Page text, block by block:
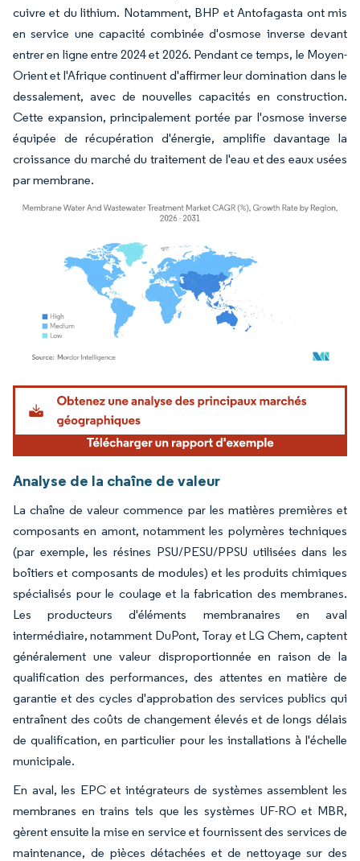
cuivre et du lithium. Notamment, BHP et Antofagasta ont mis
en service une capacité combinée d'osmose inverse devant
entrer en ligne entre 2024 et 2026. Pendant ce temps, le Moyen-
Orient et l'Afrique continuent d'affirmer leur domination dans le
dessalement, avec de nouvelles capacités en construction.
Cette expansion, principalement portée par l'osmose inverse
équipée de récupération d'énergie, amplifie davantage la
croissance du marché du traitement de l'eau et des eaux usées
par membrane.
Image © Mordor Intelligence. La réutilisation nécessite une attribution sous CC BY
Analyse de la chaîne de valeur
La chaîne de valeur commence par les matières premières et
composants en amont, notamment les polymères techniques
(par exemple, les résines PSU/PESU/PPSU utilisées dans les
boîtiers et composants de modules) et les produits chimiques
spécialisés pour le coulage et la fabrication des membranes.
Les producteurs d'éléments membranaires en aval
intermédiaire, notamment DuPont, Toray et LG Chem, captent
généralement une valeur disproportionnée en raison de la
qualification des performances, des attentes en matière de
garantie et des cycles d'approbation des services publics qui
entraînent des coûts de changement élevés et de longs délais
de qualification, en particulier pour les installations à l'échelle
municipale.
En aval, les EPC et intégrateurs de systèmes assemblent les
membranes en trains tels que les systèmes UF-RO et MBR,
gèrent ensuite la mise en service et fournissent des services de
maintenance, de pièces détachées et de nettoyage sur des